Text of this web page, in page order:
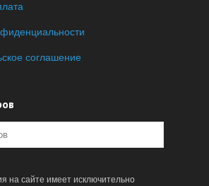
соглашение
на сайте имеет исключительно